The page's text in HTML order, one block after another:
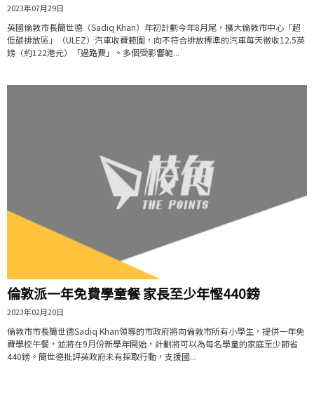
2023年07月29日
英國倫敦市長簡世德（Sadiq Khan）年初計劃今年8月尾，擴大倫敦市中心「超
低碳排放區」（ULEZ）汽車收費範圍，向不符合排放標準的汽車每天徵收12.5英
鎊（約122港元）「過路費」。多個受影響範...
倫敦派一年免費學童餐 家長至少年慳440鎊
2023年02月20日
倫敦市市長簡世德Sadiq Khan領導的市政府將向倫敦市所有小學生，提供一年免
費學校午餐，並將在9月份新學年開始，計劃將可以為每名學童的家庭至少節省
440鎊。簡世德批評英政府未有採取行動，支援國...